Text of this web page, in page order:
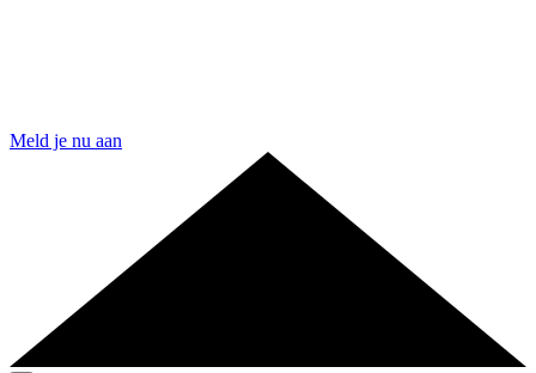
Meld je nu aan